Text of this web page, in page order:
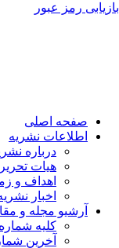
رمز عبور
صفحه اصلی
اطلاعات نشریه
درباره نشریه
هیات تحریریه
اهداف و
اخبار نشریه
آرشیو مجله و
کلیه
آخرین شماره